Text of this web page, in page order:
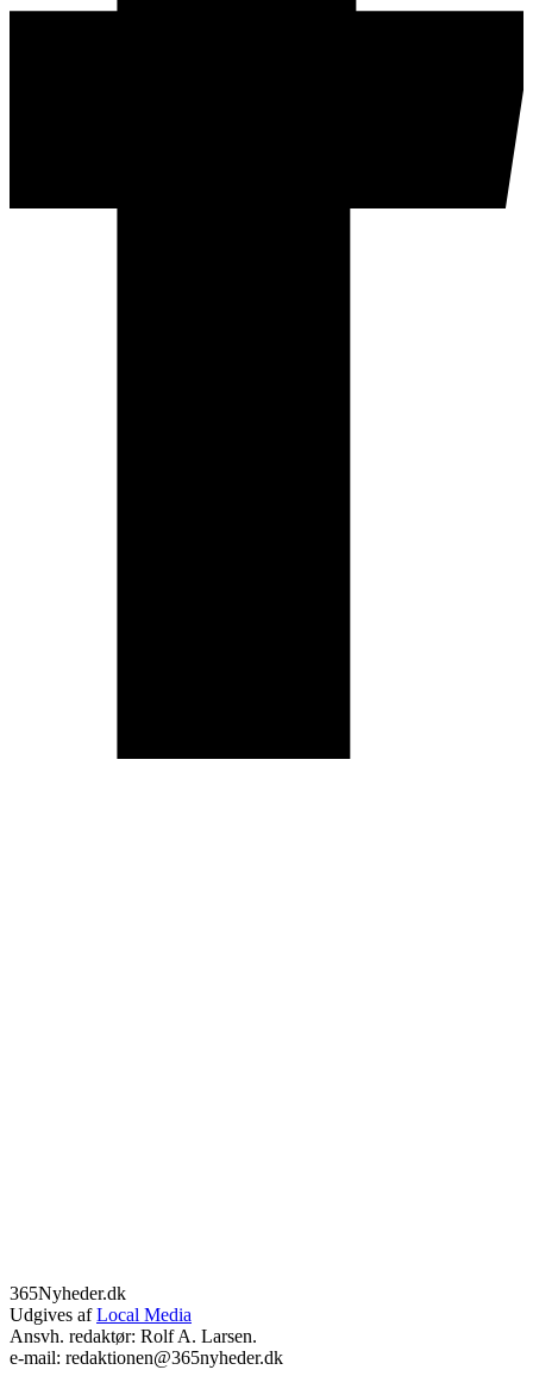
365Nyheder.dk
Udgives afLocal Media
Ansvh. redaktør: Rolf A. Larsen.
e-mail: redaktionen@365nyheder.dk